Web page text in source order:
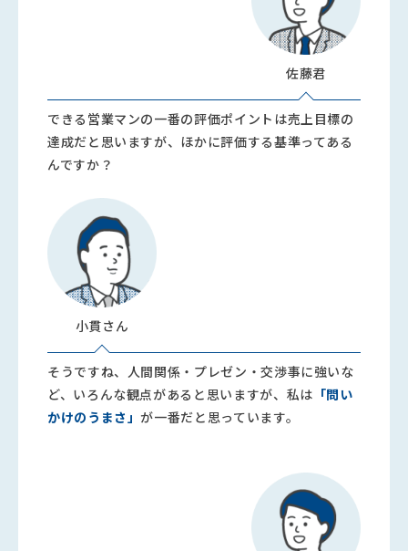
佐藤君
できる営業マンの一番の評価ポイントは売上目標の
達成だと思いますが、ほかに評価する基準ってある
んですか？
小貫さん
そうですね、人間関係・プレゼン・交渉事に強いな
ど、いろんな観点があると思いますが、私は 「問い
かけのうまさ」が一番だと思っています。